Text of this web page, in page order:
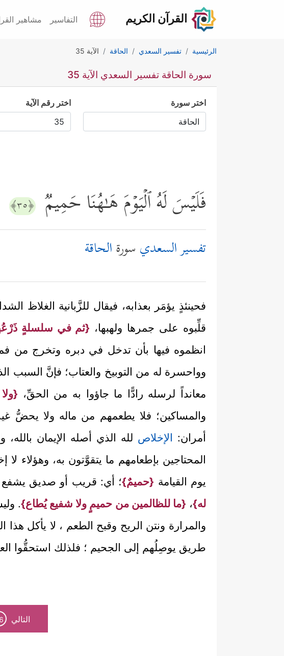
القرآن الكريم التفاسير مشاهير
الرئيسية تفسير السعدي الحاقة الآية 35
سورة الحاقة تفسير السعدي الآية 35
اختر سورة اختر رقم الآية
فَلَیۡسَ لَهُ ٱلۡیَوۡمَ هَـٰهُنَا حَمِیمࣱ ﴿٣٥﴾
تفسير السعدي سورةالحاقة
فحينئذٍ يؤمَر بعذابه، فيقال للزَّبانية الغلاظ
قلِّبوه على جمرها ولهبها، {ثم في سلسلةٍ
انظموه فيها بأن تدخل في دبره وتخرج من
وواحسرة له من التوبيخ والعتاب؛ فإنَّ السبب
معانداً لرسله رادًّا ما جاؤوا به من الحقِّ،
والمساكين؛ فلا يطعمهم من ماله ولا يحضُّ
أمران: الإخلاص لله الذي أصله الإيمان
المحتاجين بإطعامهم ما يتقوَّتون به، وهؤلاء
يوم القيامة {حميمٌ}؛ أي: قريب أو صديق يشفع
له}، {ما للظالمين من حميمٍ ولا شفيع يُطاع}.
والمرارة ونتن الريح وقبح الطعم ، لا يأكل هذا
طريق يوصِلُهم إلى الجحيم ؛ فلذلك استحقُّوا
التالي